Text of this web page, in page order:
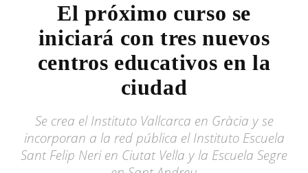
El próximo curso se
iniciará con tres nuevos
centros educativos en la
ciudad
Se crea el Instituto Vallcarca en Gràcia y se
incorporan a la red pública el Instituto Escuela
Sant Felip Neri en Ciutat Vella y la Escuela Segre